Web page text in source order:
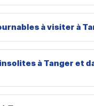
à visiter à
à Tanger et